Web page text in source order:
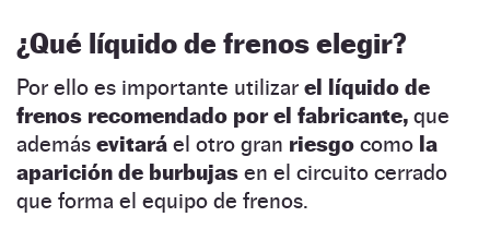
¿Qué líquido de frenos elegir?
Por ello es importante utilizar el líquido de
frenos recomendado por el fabricante, que
además evitará el otro gran riesgo como la
aparición de burbujas en el circuito cerrado
que forma el equipo de frenos.